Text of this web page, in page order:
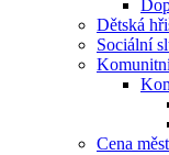
Dětská
Sociální
Cena